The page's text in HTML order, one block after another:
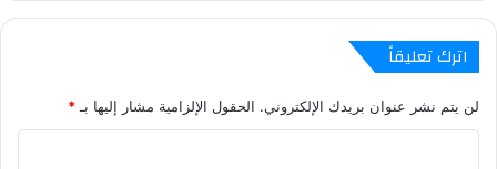
اترك تعليقاً
لن يتم نشر عنوان بريدك الإلكتروني. الحقول الإلزامية مشار إليها بـ *